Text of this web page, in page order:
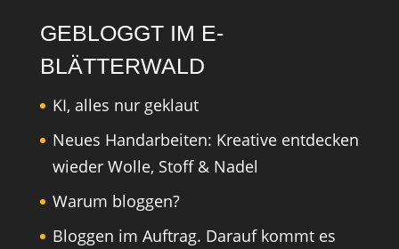
GEBLOGGT IM E-
BLÄTTERWALD
KI, alles nur geklaut
Neues Handarbeiten: Kreative entdecken
wieder Wolle, Stoff & Nadel
Warum bloggen?
Bloggen im Auftrag. Darauf kommt es